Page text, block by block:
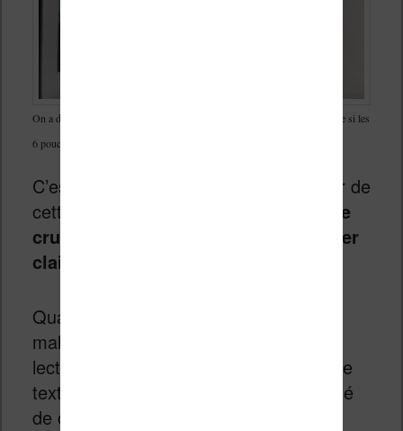
On a des couleurs qui apportent un vrai plus pour la lecture de BD (même si les
6 pouces de l’écran sont un peu juste)
C’est clairement, pour moi, le point noir de
cette liseuse :
l’écran couleur manque
cruellement de pixels pour s’exprimer
clairement
Quand au
malheureusement sentir aussi sur la
lecture des ebooks lors de l’affichage de
texte noir sur fond blanc pourtant dénué
de couleur.